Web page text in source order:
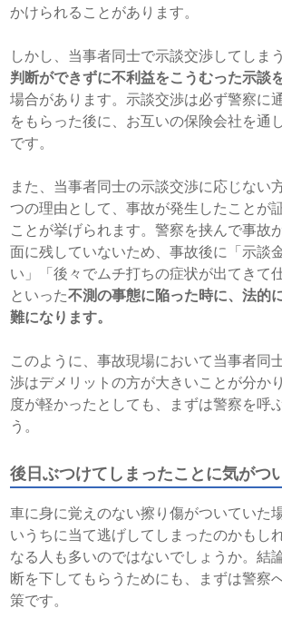
かけられることがあります。
しかし、当事者同士で示談交渉してしまう
判断ができずに不利益をこうむった示談
場合があります。示談交渉は必ず警察に
をもらった後に、お互いの保険会社を通
です。
また、当事者同士の示談交渉に応じない
つの理由として、事故が発生したことが
ことが挙げられます。警察を挟んで事故
面に残していないため、事故後に「示談
い」「後々でムチ打ちの症状が出てきて
といった不測の事態に陥った時に、法的
難になります。
このように、事故現場において当事者同
渉はデメリットの方が大きいことが分か
度が軽かったとしても、まずは警察を呼
う。
後日ぶつけてしまったことに気がつ
車に身に覚えのない擦り傷がついていた
いうちに当て逃げしてしまったのかもし
なる人も多いのではないでしょうか。結
断を下してもらうためにも、まずは警察
策です。